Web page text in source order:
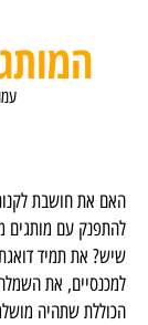
האם את חושבת
להתפנק עם מותגים
שיש? את תמיד
למכנסיים, את
הכוללת שתהיה